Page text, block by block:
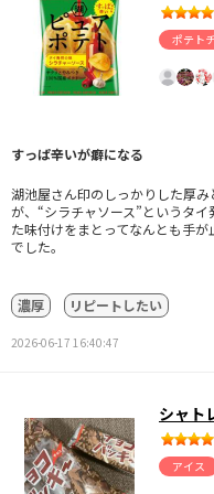
ポテト
すっぱ辛いが癖になる
湖池屋さん印のしっかりした厚み
が、“シラチャソース”というタ
た味付けをまとってなんとも手
でした。
濃厚 リピートしたい
2026-06-17 16:40:47
シャト
アイス